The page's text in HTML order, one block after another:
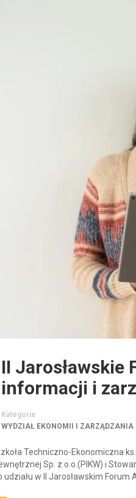
II Jarosławskie
informacji i
Kategorie
WYDZIAŁ EKONOMII I ZARZĄDZANIA
Techniczno-Ekonomiczna
Sp. z o.o.(PIKW) i
udziału w II Jarosławskim